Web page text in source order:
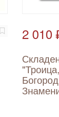
2 010
"Троица,